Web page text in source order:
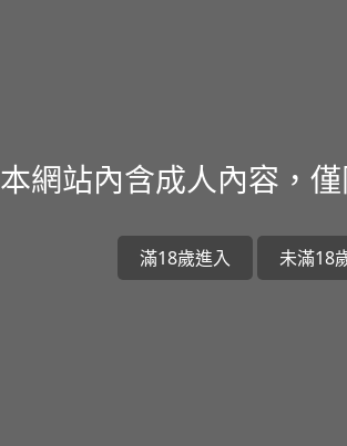
本網站內含成人內容，
滿18歲進入 未滿18